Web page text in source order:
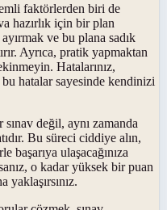
faktörlerden biri de
hazırlık için bir plan
ve bu plana sadık
Ayrıca, pratik yapmaktan
Hatalarınız,
hatalar sayesinde kendinizi
değil, aynı zamanda
Bu süreci ciddiye alın,
başarıya ulaşacağınıza
o kadar yüksek bir puan
yaklaşırsınız.